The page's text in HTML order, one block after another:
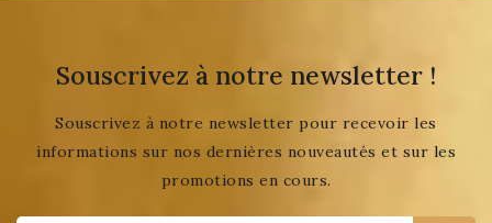
Souscrivez à notre newsletter !
Souscrivez à notre newsletter pour recevoir les
informations sur nos dernières nouveautés et sur les
promotions en cours.